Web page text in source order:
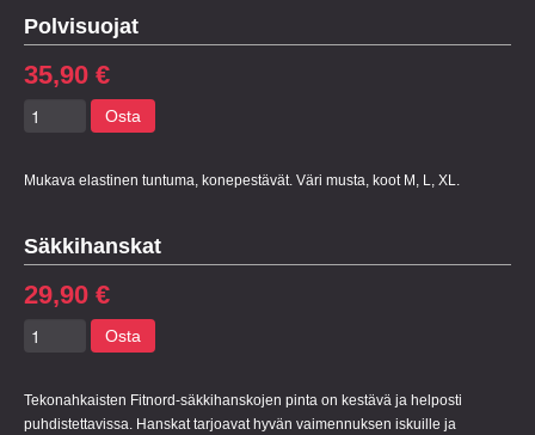
Polvisuojat
Mukava elastinen tuntuma, konepestävät. Väri musta, koot M, L, XL.
35,90 €
Osta
Säkkihanskat
Tekonahkaisten Fitnord-säkkihanskojen pinta on kestävä ja helposti
puhdistettavissa. Hanskat tarjoavat hyvän vaimennuksen iskuille ja
29,90 €
Osta